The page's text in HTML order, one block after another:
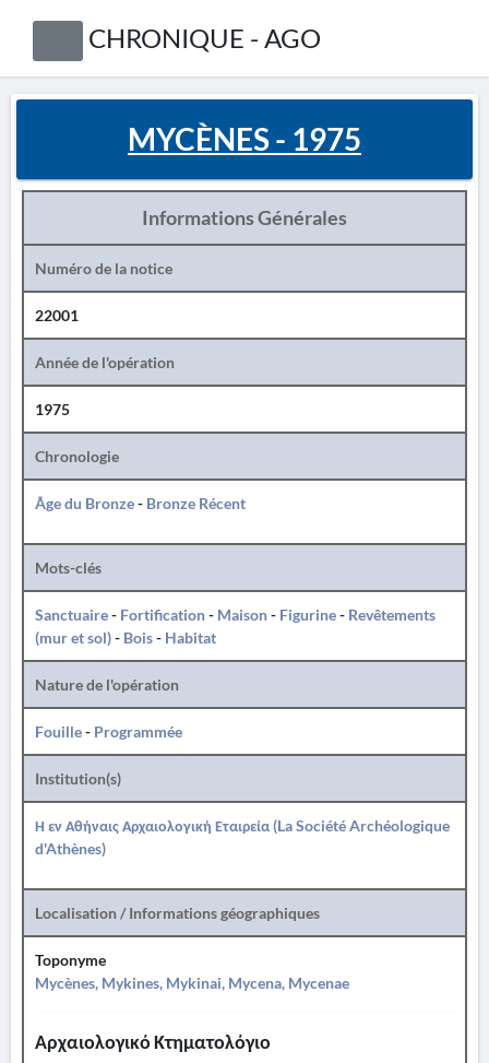
CHRONIQUE - AGO
MYCÈNES - 1975
Informations Générales
Numéro de la notice
22001
Année de l'opération
1975
Chronologie
Âge du Bronze- Bronze Récent
Mots-clés
Sanctuaire- Fortification- Maison- Figurine- Revêtements
(mur et sol)- Bois- Habitat
Nature de l'opération
Fouille- Programmée
Institution(s)
Η εν Αθήναις Αρχαιολογική Εταιρεία (La Société Archéologique
d'Athènes)
Localisation / Informations géographiques
Toponyme
Mycènes, Mykines, Mykinai, Mycena, Mycenae
Αρχαιολογικό Κτηματολόγιο